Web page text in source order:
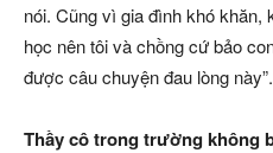
nói. Cũng vì gia đình khó khăn,
học nên tôi và chồng cứ bảo
được câu chuyện đau lòng này”.
Thầy cô trong trường không